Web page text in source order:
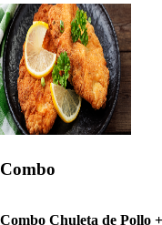
Combo
Combo Chuleta de Pollo